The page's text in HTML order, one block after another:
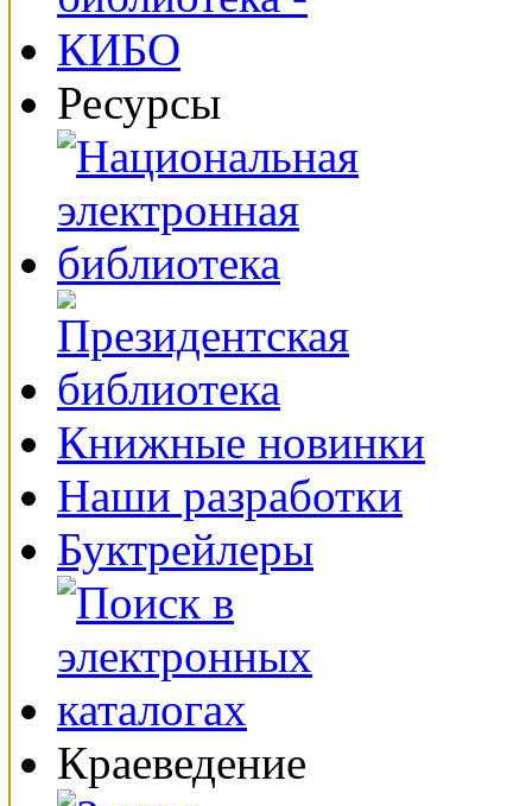
Ресурсы
Книжные новинки
Наши разработки
Буктрейлеры
Краеведение